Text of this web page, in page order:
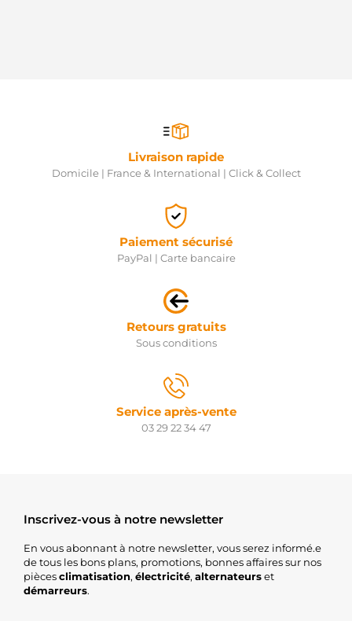
Livraison rapide
Domicile | France & International | Click & Collect
Paiement sécurisé
PayPal | Carte bancaire
Retours gratuits
Sous conditions
Service après-vente
03 29 22 34 47
Inscrivez-vous à notre newsletter
En vous abonnant à notre newsletter, vous serez informé.e
de tous les bons plans, promotions, bonnes affaires sur nos
piècesclimatisation, électricité, alternateurset
démarreurs.